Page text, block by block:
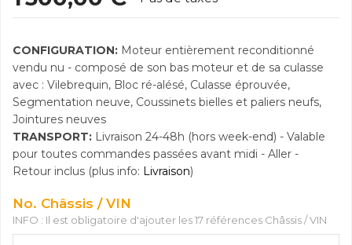
CONFIGURATION: Moteur entièrement reconditionné
vendu nu - composé de son bas moteur et de sa culasse
avec : Vilebrequin, Bloc ré-alésé, Culasse éprouvée,
Segmentation neuve, Coussinets bielles et paliers neufs,
Jointures neuves
TRANSPORT: Livraison 24-48h (hors week-end) - Valable
pour toutes commandes passées avant midi - Aller -
Retour inclus (plus info: Livraison)
No. Châssis / VIN
INFO : Il est obligatoire d'ajouter les 17 références Châssis / VIN